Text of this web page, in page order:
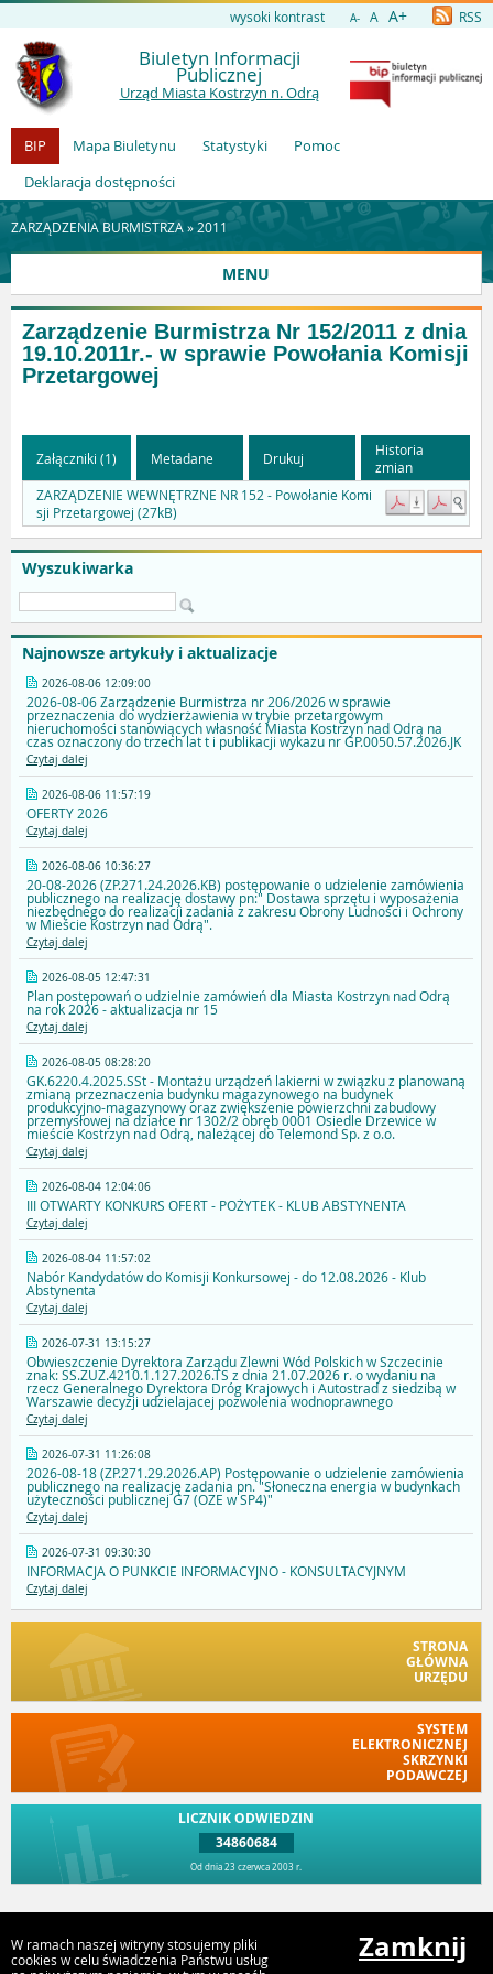
wysoki kontrast A- A A+ RSS
Biuletyn Informacji
Publicznej
Urząd Miasta Kostrzyn n. Odrą
BIP Mapa Biuletynu Statystyki
Pomoc
Deklaracja dostępności
ZARZĄDZENIA BURMISTRZA » 2011
MENU
Wyszukiwarka
Najnowsze artykuły i aktualizacje
2026-08-06 12:09:00
2026-08-06 Zarządzenie Burmistrza nr 206/2026 w sprawie
przeznaczenia do wydzierżawienia w trybie przetargowym
nieruchomości stanowiących własność Miasta Kostrzyn nad Odrą na
czas oznaczony do trzech lat t i publikacji wykazu nr GP.0050.57.2026.JK
Czytaj dalej
2026-08-06 11:57:19
OFERTY 2026
Czytaj dalej
2026-08-06 10:36:27
20-08-2026 (ZP.271.24.2026.KB) postępowanie o udzielenie zamówienia
publicznego na realizację dostawy pn:" Dostawa sprzętu i wyposażenia
niezbędnego do realizacji zadania z zakresu Obrony Ludności i Ochrony
w Mieście Kostrzyn nad Odrą".
Czytaj dalej
2026-08-05 12:47:31
Plan postępowań o udzielnie zamówień dla Miasta Kostrzyn nad Odrą
na rok 2026 - aktualizacja nr 15
Czytaj dalej
2026-08-05 08:28:20
GK.6220.4.2025.SSt - Montażu urządzeń lakierni w związku z planowaną
zmianą przeznaczenia budynku magazynowego na budynek
produkcyjno-magazynowy oraz zwiększenie powierzchni zabudowy
przemysłowej na działce nr 1302/2 obręb 0001 Osiedle Drzewice w
mieście Kostrzyn nad Odrą, należącej do Telemond Sp. z o.o.
Czytaj dalej
2026-08-04 12:04:06
III OTWARTY KONKURS OFERT - POŻYTEK - KLUB ABSTYNENTA
Czytaj dalej
2026-08-04 11:57:02
Nabór Kandydatów do Komisji Konkursowej - do 12.08.2026 - Klub
Abstynenta
Czytaj dalej
2026-07-31 13:15:27
Obwieszczenie Dyrektora Zarządu Zlewni Wód Polskich w Szczecinie
znak: SS.ZUZ.4210.1.127.2026.TS z dnia 21.07.2026 r. o wydaniu na
rzecz Generalnego Dyrektora Dróg Krajowych i Autostrad z siedzibą w
Warszawie decyzji udzielajacej pozwolenia wodnoprawnego
Czytaj dalej
2026-07-31 11:26:08
2026-08-18 (ZP.271.29.2026.AP) Postępowanie o udzielenie zamówienia
publicznego na realizację zadania pn. "Słoneczna energia w budynkach
użyteczności publicznej G7 (OZE w SP4)"
Czytaj dalej
2026-07-31 09:30:30
INFORMACJA O PUNKCIE INFORMACYJNO - KONSULTACYJNYM
Czytaj dalej
STRONA
GŁÓWNA
URZĘDU
SYSTEM
ELEKTRONICZNEJ
SKRZYNKI
PODAWCZEJ
LICZNIK ODWIEDZIN
34860684
Od dnia 23 czerwca 2003 r.
Zarządzenie Burmistrza Nr 152/2011 z dnia
19.10.2011r.- w sprawie Powołania Komisji
Przetargowej
Załączniki (1) Metadane Drukuj
Historia
zmian
ZARZĄDZENIE WEWNĘTRZNE NR 152 - Powołanie Komi
sji Przetargowej (27kB)
W ramach naszej witryny stosujemy pliki
cookies w celu świadczenia Państwu usług
Zamknij